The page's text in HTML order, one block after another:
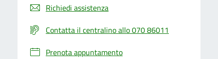
Richiedi assistenza
Contatta il centralino allo 070 86011
Prenota appuntamento